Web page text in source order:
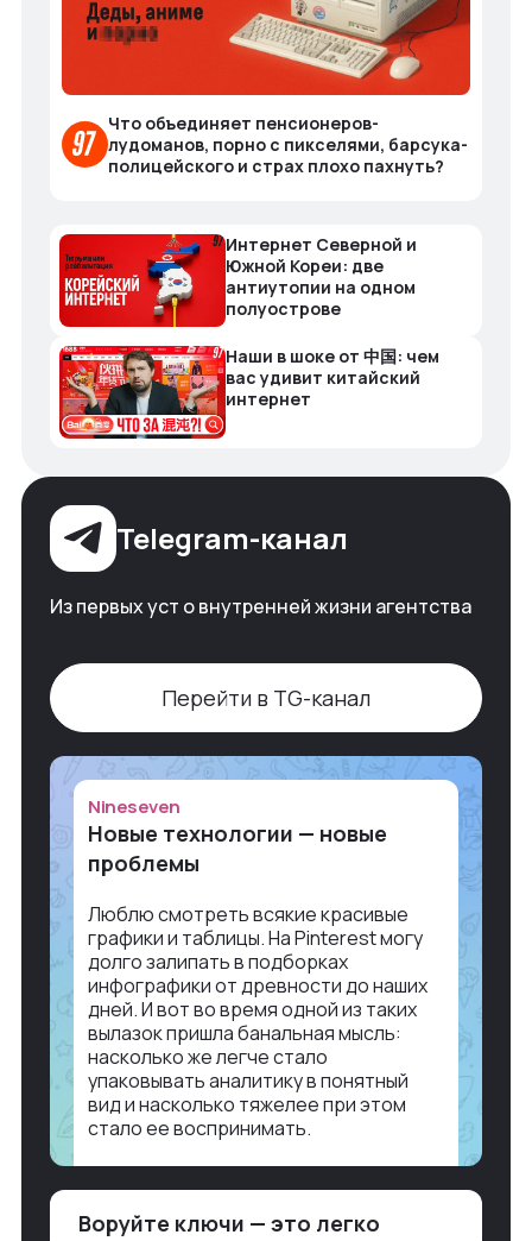
Что объединяет пенсионеров-
лудоманов, порно с пикселями, барсука-
полицейского и страх плохо пахнуть?
Интернет Северной и
Южной Кореи: две
антиутопии на одном
полуострове
Наши в шоке от 中国: чем
вас удивит китайский
интернет
Telegram-канал
Из первых уст о внутренней жизни агентства
Перейти в TG-канал
Nineseven
Новые технологии — новые
проблемы
Люблю смотреть всякие красивые
графики и таблицы. На Pinterest могу
долго залипать в подборках
инфографики от древности до наших
дней. И вот во время одной из таких
вылазок пришла банальная мысль:
насколько же легче стало
упаковывать аналитику в понятный
вид и насколько тяжелее при этом
стало ее воспринимать.
аналитикой лет 15 назад, нужно было:
Воруйте ключи — это легко